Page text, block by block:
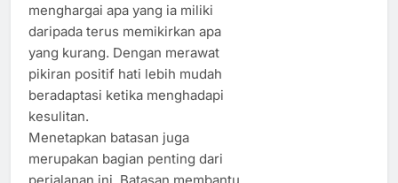
menghargai apa yang ia miliki
daripada terus memikirkan apa
yang kurang. Dengan merawat
pikiran positif hati lebih mudah
beradaptasi ketika menghadapi
kesulitan.
Menetapkan batasan juga
merupakan bagian penting dari